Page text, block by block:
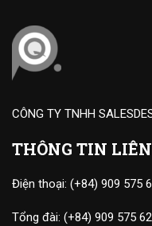
CÔNG TY TNHH
THÔNG TIN
Điện thoại: (+84) 909 575
Tổng đài: (+84) 909 575